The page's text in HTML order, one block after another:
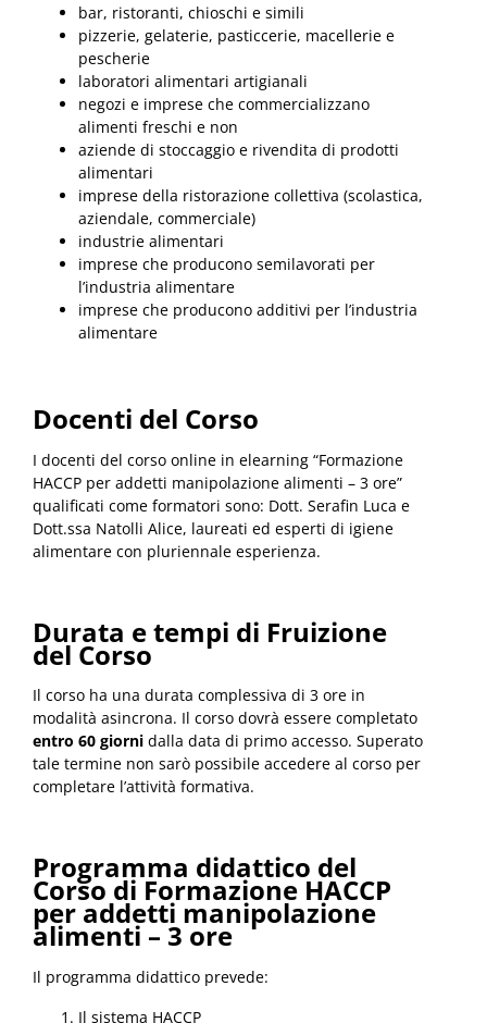
bar, ristoranti, chioschi e simili
pizzerie, gelaterie, pasticcerie, macellerie e
pescherie
laboratori alimentari artigianali
negozi e imprese che commercializzano
alimenti freschi e non
aziende di stoccaggio e rivendita di prodotti
alimentari
imprese della ristorazione collettiva (scolastica,
aziendale, commerciale)
industrie alimentari
imprese che producono semilavorati per
l’industria alimentare
imprese che producono additivi per l’industria
alimentare
Docenti del Corso
I docenti del corso online in elearning “Formazione
HACCP per addetti manipolazione alimenti – 3 ore”
qualificati come formatori sono: Dott. Serafin Luca e
Dott.ssa Natolli Alice, laureati ed esperti di igiene
alimentare con pluriennale esperienza.
Durata e tempi di Fruizione
del Corso
Il corso ha una durata complessiva di 3 ore in
modalità asincrona. Il corso dovrà essere completato
entro 60 giorni dalla data di primo accesso. Superato
tale termine non sarò possibile accedere al corso per
completare l’attività formativa.
Programma didattico del
Corso di Formazione HACCP
per addetti manipolazione
alimenti – 3 ore
Il programma didattico prevede:
Il sistema HACCP